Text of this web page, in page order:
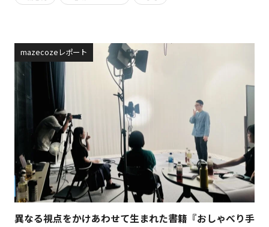
異なる視点をかけあわせて生まれた書籍『おしゃべり手
mazecozeレポート